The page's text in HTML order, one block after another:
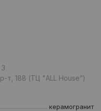
т, 188 (ТЦ "ALL House”)
керамогранит